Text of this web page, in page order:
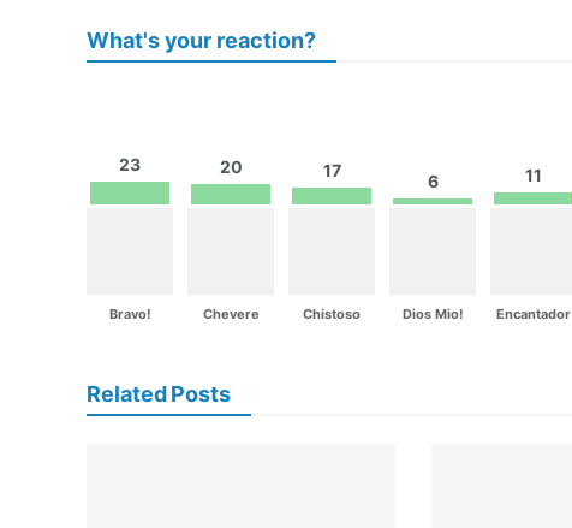
What's your reaction?
23
Bravo!
20
Chevere
17
Chistoso
6
Dios Mio!
11
Encantador
Related Posts